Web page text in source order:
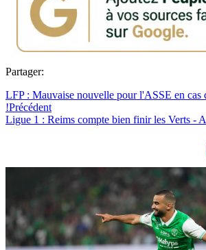
Partager:
LFP : Mauvaise nouvelle pour l'ASSE en cas
!Précédent
Ligue 1 : Reims compte bien finir les Verts -